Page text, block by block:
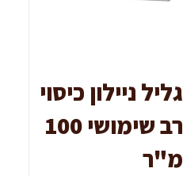
גליל ניילון כיסוי
רב שימושי 100
מ"ר